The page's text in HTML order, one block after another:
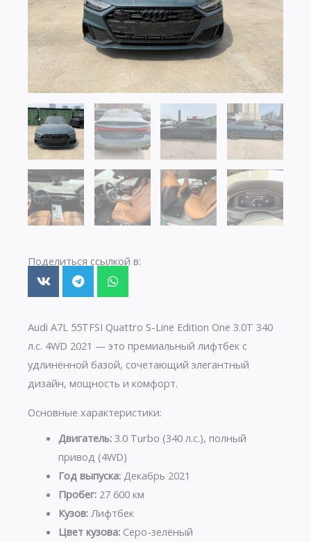
Поделиться ссылкой в:
Audi A7L 55TFSI Quattro S-Line Edition One 3.0T 340
л.с. 4WD 2021 — это премиальный лифтбек с
удлинённой базой, сочетающий элегантный
дизайн, мощность и комфорт.
Основные характеристики:
Двигатель:3.0 Turbo (340 л.с.), полный
привод (4WD)
Год выпуска:Декабрь 2021
Пробег:27 600 км
Кузов:Лифтбек
Цвет кузова:Серо-зелёный